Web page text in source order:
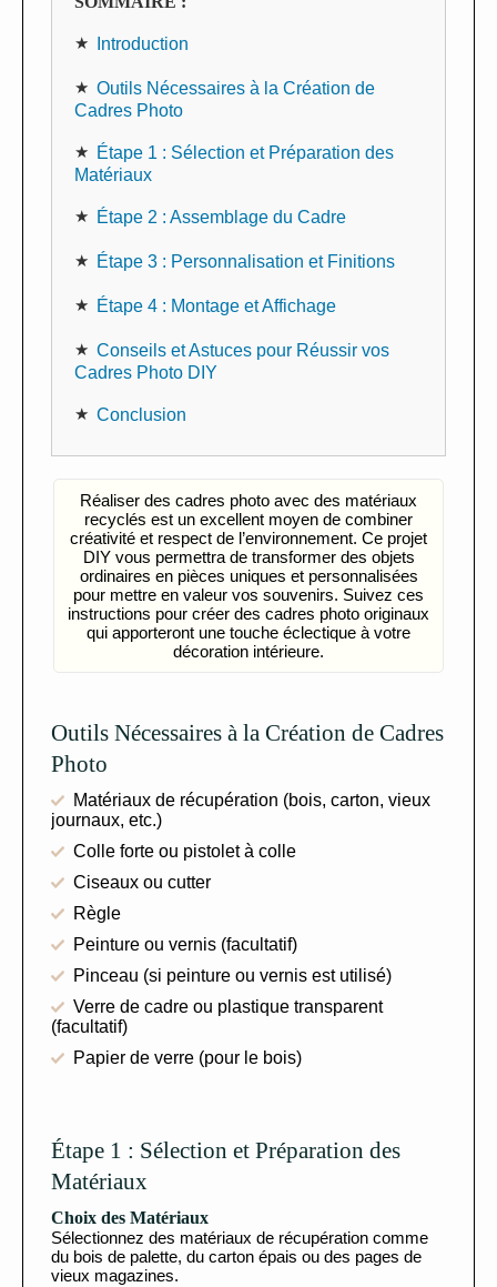
Introduction
Outils Nécessaires à la Création de
Cadres Photo
Étape 1 : Sélection et Préparation des
Matériaux
Étape 2 : Assemblage du Cadre
Étape 3 : Personnalisation et Finitions
Étape 4 : Montage et Affichage
Conseils et Astuces pour Réussir vos
Cadres Photo DIY
Conclusion
Réaliser des cadres photo avec des matériaux
recyclés est un excellent moyen de combiner
créativité et respect de l’environnement. Ce projet
DIY vous permettra de transformer des objets
ordinaires en pièces uniques et personnalisées
pour mettre en valeur vos souvenirs. Suivez ces
instructions pour créer des cadres photo originaux
qui apporteront une touche éclectique à votre
décoration intérieure.
Outils Nécessaires à la Création de Cadres
Photo
Matériaux de récupération (bois, carton, vieux
journaux, etc.)
Colle forte ou pistolet à colle
Ciseaux ou cutter
Règle
Peinture ou vernis (facultatif)
Pinceau (si peinture ou vernis est utilisé)
Verre de cadre ou plastique transparent
(facultatif)
Papier de verre (pour le bois)
Étape 1 : Sélection et Préparation des
Matériaux
Choix des Matériaux
Sélectionnez des matériaux de récupération comme
du bois de palette, du carton épais ou des pages de
vieux magazines.